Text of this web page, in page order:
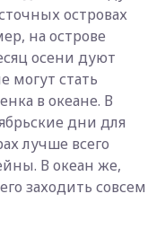
островах
на острове
осени дуют
могут стать
в океане. В
дни для
лучше всего
В океан же,
заходить совсем